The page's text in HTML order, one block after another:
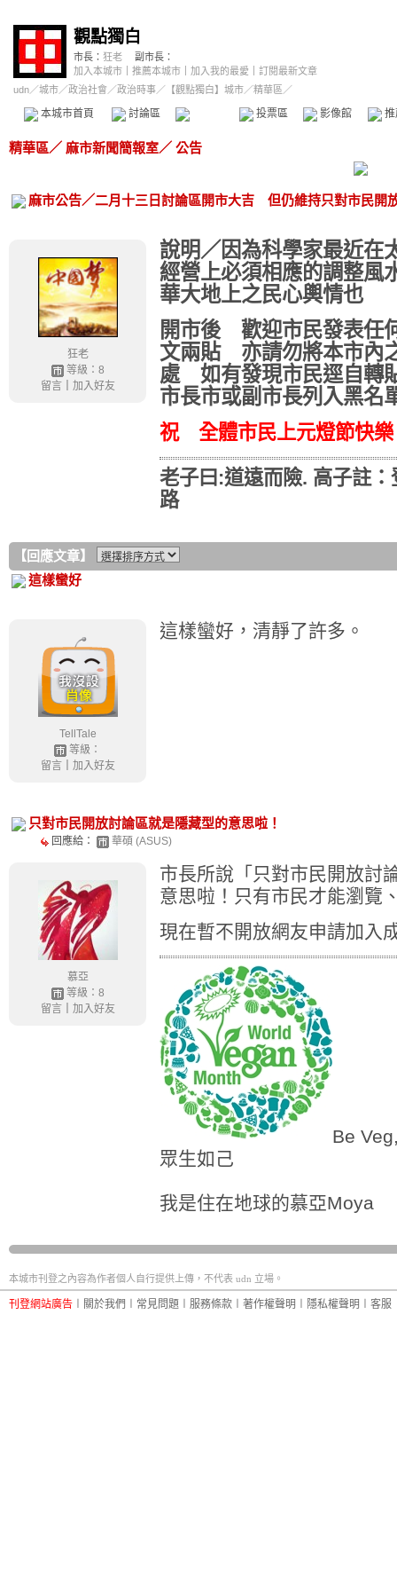
觀點獨白
市長： 狂老
副市長：
加入本城市
推薦本城市 加入我的最愛
訂閱最新文章
udn／城市／政治社會 ／政治時事／ 【觀點獨白】城市／精華區／
本城市首頁 討論區 精華區 投票區 影像館
精華區／ 麻市新聞簡報室／ 公告
麻市公告／二月十三日討論區開市大吉 但仍維持只對市民
狂老
等級：8
留言｜ 加入好友
說明／因為科學家最近
經營上必須相應的調整
華大地上之民心輿情也
開市後 歡迎市民發表任
文兩貼 亦請勿將本市內
處 如有發現市民逕自轉
市長市或副市長列入黑
祝 全體市民上元燈節快
老子曰:道遠而險. 高子註
路
【回應文章】
這樣蠻好
TellTale
等級：
留言｜ 加入好友
這樣蠻好，清靜了許多。
只對市民開放討論區就是隱藏型的意思啦！
回應給： 華碩 (ASUS)
慕亞
等級：8
留言｜ 加入好友
市長所說「只對市民開放討
意思啦！只有市民才能瀏覽
現在暫不開放網友申請加入
Be
眾生如己
我是住在地球的慕亞Moya
本城市刊登之內容為作者個人自行提供上傳，不代表 udn 立場。
刊登網站廣告 關於我們 常見問題 服務條款 著作權聲明 隱私權聲明 客服